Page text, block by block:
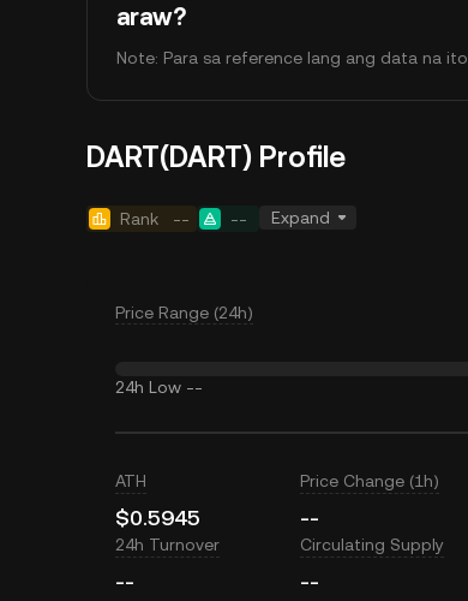
araw?
Note: Para sa reference lang ang data na ito.
DART(DART) Profile
Rank -- -- Expand
Price Range (24h)
24h Low --
ATH
$0.5945
Price Change (1h)
--
24h Turnover
--
Circulating Supply
--